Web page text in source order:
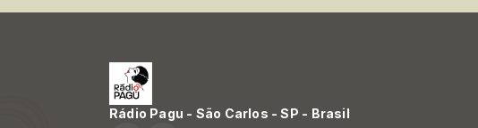
Rádio Pagu - São Carlos - SP - Brasil